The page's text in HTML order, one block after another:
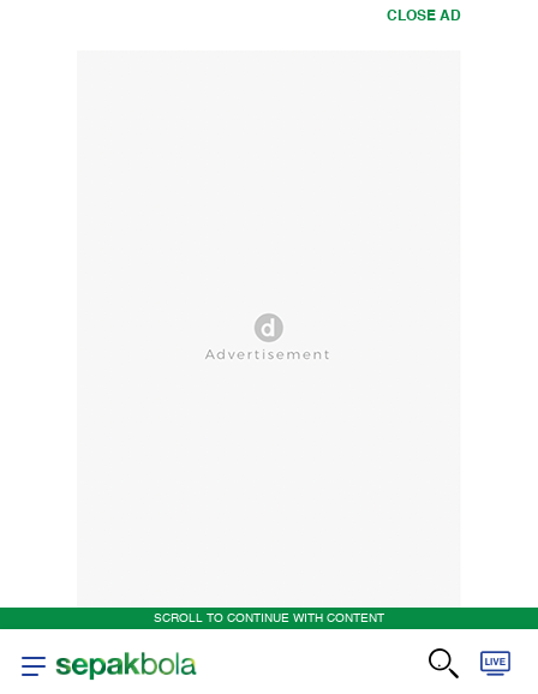
CLOSE AD
SCROLL TO CONTINUE WITH CONTENT